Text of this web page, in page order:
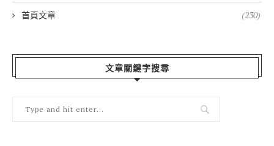
首頁文章 (230)
文章關鍵字搜尋